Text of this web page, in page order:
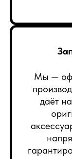
Мы —
даёт